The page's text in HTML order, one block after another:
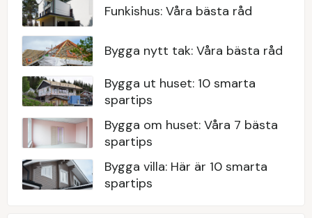
Funkishus: Våra bästa råd
Bygga nytt tak: Våra bästa råd
Bygga ut huset: 10 smarta
spartips
Bygga om huset: Våra 7 bästa
spartips
Bygga villa: Här är 10 smarta
spartips